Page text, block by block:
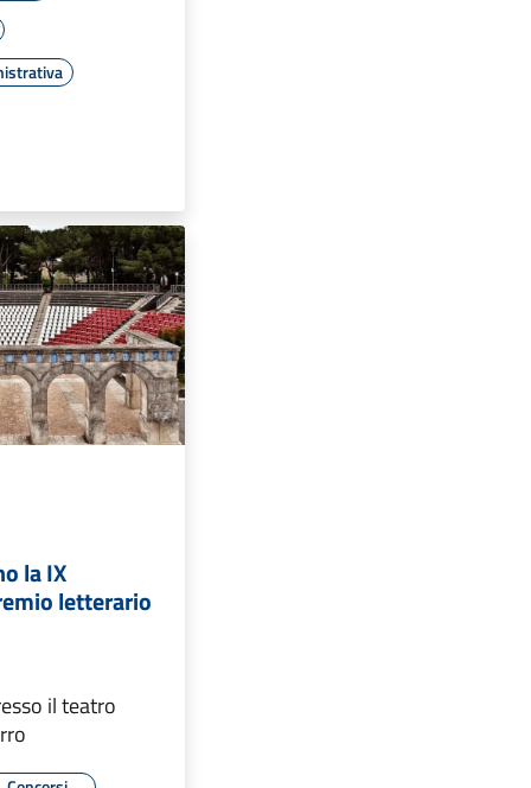
la IX
letterario
il teatro